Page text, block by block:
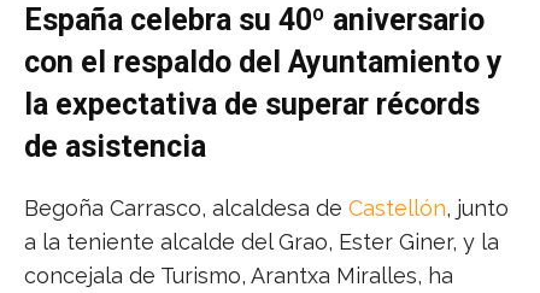
España celebra su 40º aniversario
con el respaldo del Ayuntamiento y
la expectativa de superar récords
de asistencia
Begoña Carrasco, alcaldesa de Castellón, junto
a la teniente alcalde del Grao, Ester Giner, y la
concejala de Turismo, Arantxa Miralles, ha